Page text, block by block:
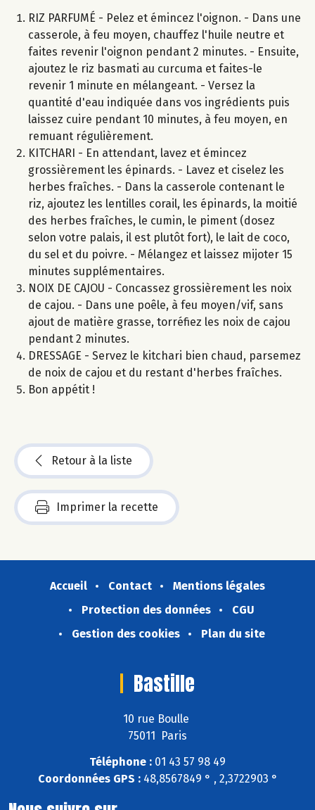
RIZ PARFUMÉ - Pelez et émincez l'oignon. - Dans une
casserole, à feu moyen, chauffez l'huile neutre et
faites revenir l'oignon pendant 2 minutes. - Ensuite,
ajoutez le riz basmati au curcuma et faites-le
revenir 1 minute en mélangeant. - Versez la
quantité d'eau indiquée dans vos ingrédients puis
laissez cuire pendant 10 minutes, à feu moyen, en
remuant régulièrement.
KITCHARI - En attendant, lavez et émincez
grossièrement les épinards. - Lavez et ciselez les
herbes fraîches. - Dans la casserole contenant le
riz, ajoutez les lentilles corail, les épinards, la moitié
des herbes fraîches, le cumin, le piment (dosez
selon votre palais, il est plutôt fort), le lait de coco,
du sel et du poivre. - Mélangez et laissez mijoter 15
minutes supplémentaires.
NOIX DE CAJOU - Concassez grossièrement les noix
de cajou. - Dans une poêle, à feu moyen/vif, sans
ajout de matière grasse, torréfiez les noix de cajou
pendant 2 minutes.
DRESSAGE - Servez le kitchari bien chaud, parsemez
de noix de cajou et du restant d'herbes fraîches.
Bon appétit !
Retour à la liste
Imprimer la recette
Accueil Contact
Mentions légales
Protection des données
CGU
Gestion des cookies
Plan du site
Bastille
10 rue Boulle
75011 Paris
Téléphone : 01 43 57 98 49
Coordonnées GPS :48,8567849 ° , 2,3722903 °